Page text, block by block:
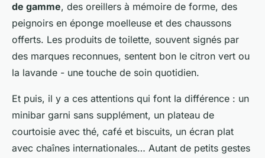
de gamme, des oreillers à mémoire de forme, des
peignoirs en éponge moelleuse et des chaussons
offerts. Les produits de toilette, souvent signés par
des marques reconnues, sentent bon le citron vert ou
la lavande - une touche de soin quotidien.
Et puis, il y a ces attentions qui font la différence : un
minibar garni sans supplément, un plateau de
courtoisie avec thé, café et biscuits, un écran plat
avec chaînes internationales… Autant de petits gestes